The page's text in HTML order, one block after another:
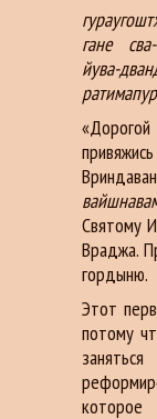
гане
йува-
Святому
Враджа.
гордыню.
Этот
потому